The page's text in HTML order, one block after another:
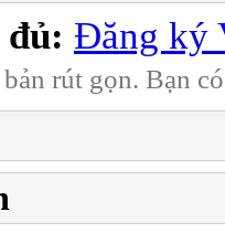
đủ: Đăng ký
rút gọn. Bạn